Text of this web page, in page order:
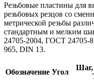
Резьбовые пластины для
резьбовых резцов со
метрической резьбы
стандартным и мелким
24705-2004, ГОСТ 24705-
965, DIN 13.
Обозначение Угол